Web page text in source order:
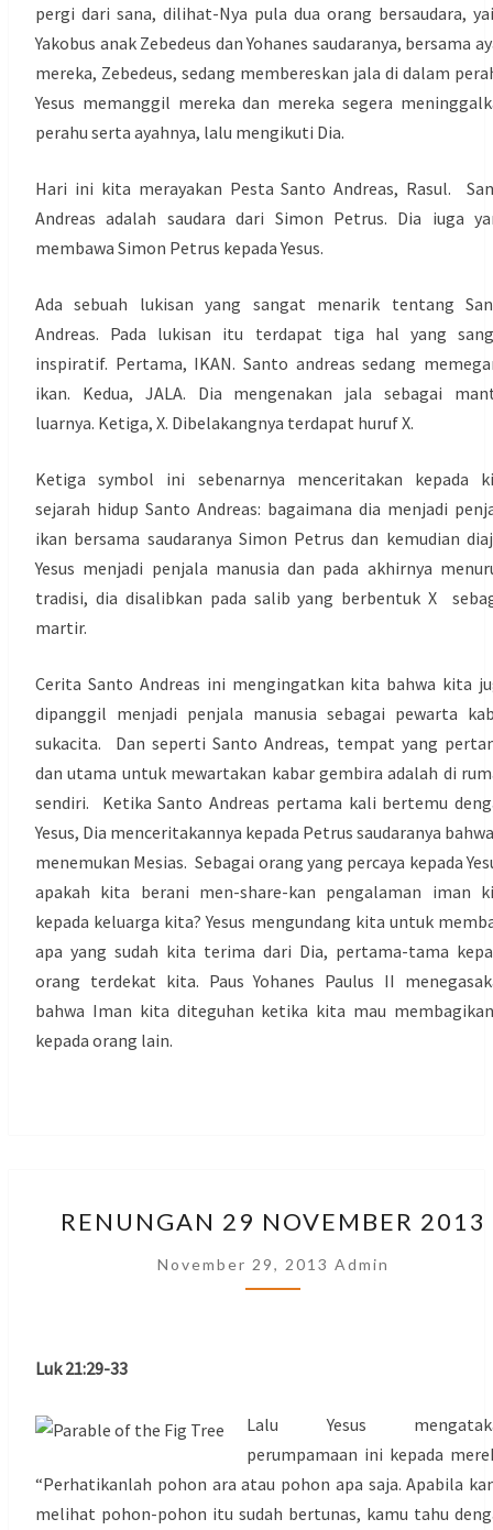
pergi dari sana, dilihat-Nya pula dua orang bersaudara,
Yakobus anak Zebedeus dan Yohanes saudaranya, bersama
mereka, Zebedeus, sedang membereskan jala di dalam
Yesus memanggil mereka dan mereka segera
perahu serta ayahnya, lalu mengikuti Dia.
Hari ini kita merayakan Pesta Santo Andreas, Rasul.
Andreas adalah saudara dari Simon Petrus. Dia iuga
membawa Simon Petrus kepada Yesus.
Ada sebuah lukisan yang sangat menarik tentang
Andreas. Pada lukisan itu terdapat tiga hal yang
inspiratif. Pertama, IKAN. Santo andreas sedang
ikan. Kedua, JALA. Dia mengenakan jala sebagai
luarnya. Ketiga, X. Dibelakangnya terdapat huruf X.
Ketiga symbol ini sebenarnya menceritakan kepada
sejarah hidup Santo Andreas: bagaimana dia menjadi
ikan bersama saudaranya Simon Petrus dan kemudian
Yesus menjadi penjala manusia dan pada akhirnya
tradisi, dia disalibkan pada salib yang berbentuk X
martir.
Cerita Santo Andreas ini mengingatkan kita bahwa kita
dipanggil menjadi penjala manusia sebagai pewarta
sukacita. Dan seperti Santo Andreas, tempat yang
dan utama untuk mewartakan kabar gembira adalah di
sendiri. Ketika Santo Andreas pertama kali bertemu
Yesus, Dia menceritakannya kepada Petrus saudaranya
menemukan Mesias. Sebagai orang yang percaya kepada
apakah kita berani men-share-kan pengalaman iman
kepada keluarga kita? Yesus mengundang kita untuk
apa yang sudah kita terima dari Dia, pertama-tama
orang terdekat kita. Paus Yohanes Paulus II
bahwa Iman kita diteguhan ketika kita mau
kepada orang lain.
29
NOVEMBER
2013
RENUNGAN 29 NOVEMBER 2013
November 29, 2013 Admin
Luk 21:29-33
Lalu Yesus
perumpamaan ini kepada
“Perhatikanlah pohon ara atau pohon apa saja. Apabila
melihat pohon-pohon itu sudah bertunas, kamu tahu